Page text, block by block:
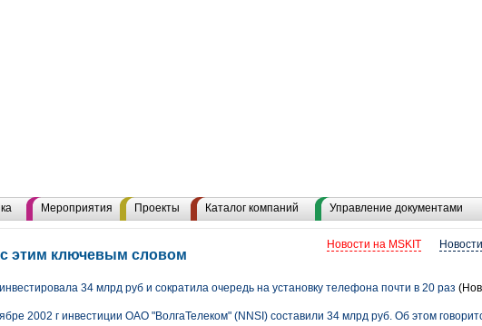
Мероприятия Проекты Каталог компаний Управление документами
Новости на MSKIT
этим ключевым словом
34 млрд руб и сократила очередь на установку телефона почти в 20 раз
2002 г инвестиции ОАО "ВолгаТелеком" (NNSI) составили 34 млрд руб. Об этом